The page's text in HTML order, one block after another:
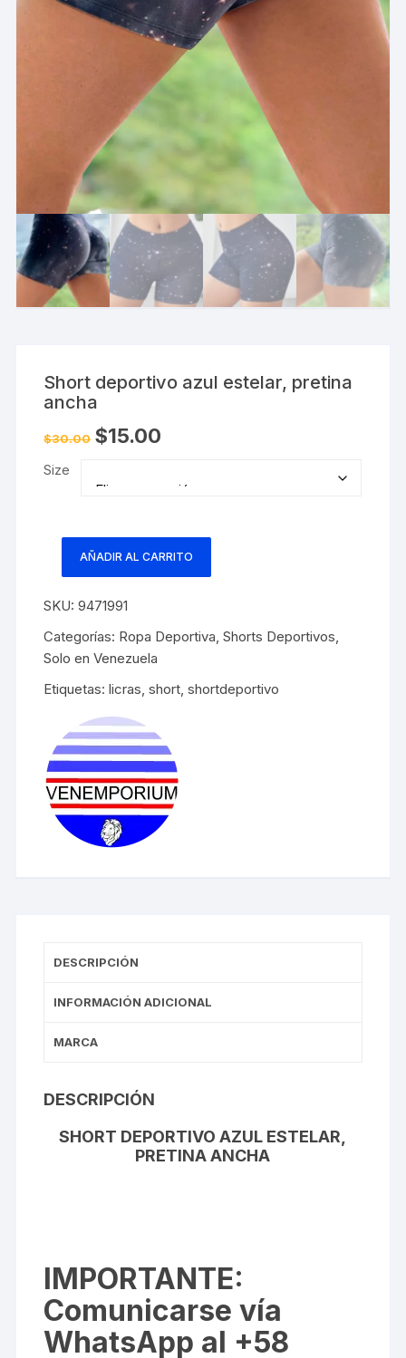
Short deportivo azul estelar, pretina
ancha
$30.00 El
precio
$30.00.
$15.00
$15.00.
Size
azul
estelar,
pretina
cantidad
AÑADIR AL CARRITO
SKU:9471991
Categorías: Ropa Deportiva,Shorts Deportivos,
Solo en Venezuela
Etiquetas:licras,short,shortdeportivo
DESCRIPCIÓN
INFORMACIÓN ADICIONAL
MARCA
DESCRIPCIÓN
SHORT DEPORTIVO AZUL ESTELAR,
PRETINA ANCHA
IMPORTANTE:
Comunicarse vía
WhatsApp al +58